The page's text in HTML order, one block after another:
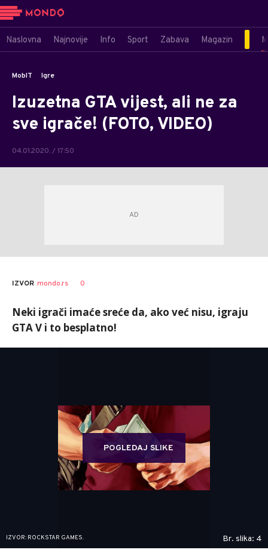
Naslovna Najnovije Info Sport Zabava Magazin
MobIT Igre
Izuzetna GTA vijest, ali ne za
sve igrače! (FOTO, VIDEO)
04.01.2020. / 17:50
IZVOR mondo.rs 0
Neki igrači imaće sreće da, ako već nisu, igraju
GTA V i to besplatno!
POGLEDAJ SLIKE
IZVOR: ROCKSTAR GAMES. Br. slika: 4